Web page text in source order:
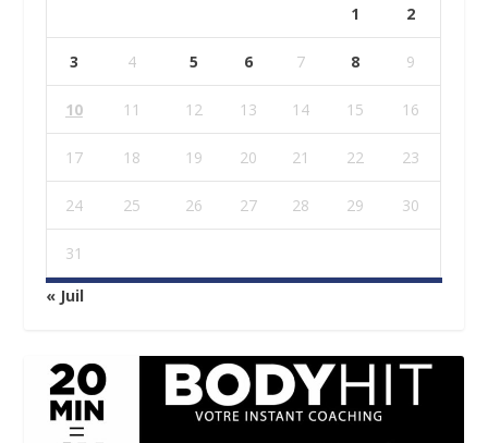
1 2
3 4 5 6 7 8 9
10 11 12 13 14 15 16
17 18 19 20 21 22 23
24 25 26 27 28 29 30
31
« Juil